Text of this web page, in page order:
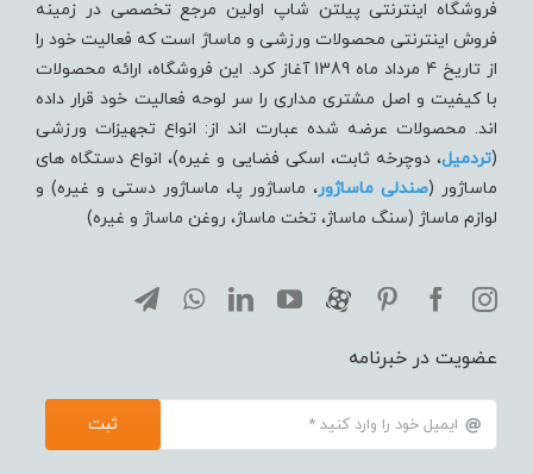
فروشگاه اینترنتی پیلتن شاپ اولین مرجع تخصصی در زمینه
فروش اینترنتی محصولات ورزشی و ماساژ است که فعالیت خود را
از تاریخ 4 مرداد ماه 1389 آغاز کرد. این فروشگاه، ارائه محصولات
با کیفیت و اصل مشتری مداری را سر لوحه فعالیت خود قرار داده
اند. محصولات عرضه شده عبارت اند از: انواع تجهیزات ورزشی
(تردميل، دوچرخه ثابت، اسکی فضایی و غیره)، انواع دستگاه های
ماساژور (صندلی ماساژور، ماساژور پا، ماساژور دستی و غیره) و
لوازم ماساژ (سنگ ماساژ، تخت ماساژ، روغن ماساژ و غیره)
عضویت در خبرنامه
ثبت